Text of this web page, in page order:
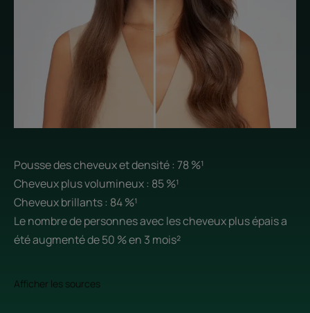
Pousse des cheveux et densité : 78 %¹
Cheveux plus volumineux : 85 %¹
Cheveux brillants : 84 %¹
Le nombre de personnes avec les cheveux plus épais a
été augmenté de 50 % en 3 mois²
Afficher les sources